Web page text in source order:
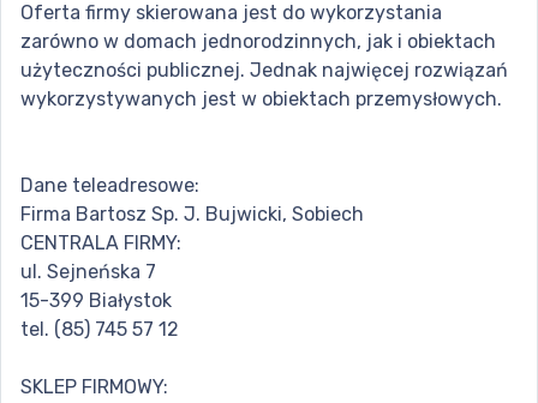
Oferta firmy skierowana jest do wykorzystania
zarówno w domach jednorodzinnych, jak i obiektach
użyteczności publicznej. Jednak najwięcej rozwiązań
wykorzystywanych jest w obiektach przemysłowych.
Dane teleadresowe:
Firma Bartosz Sp. J. Bujwicki, Sobiech
CENTRALA FIRMY:
ul. Sejneńska 7
15-399 Białystok
tel. (85) 745 57 12
SKLEP FIRMOWY: